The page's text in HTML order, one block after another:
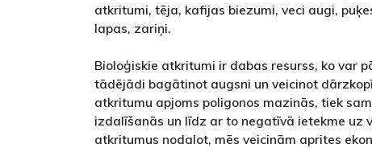
atkritumi, tēja, kafijas biezumi, veci augi,
lapas, zariņi.
Bioloģiskie atkritumi ir dabas resurss, ko var
tādējādi bagātinot augsni un veicinot
atkritumu apjoms poligonos mazinās, tiek
izdalīšanās un līdz ar to negatīvā ietekme uz
atkritumus nodalot, mēs veicinām aprites